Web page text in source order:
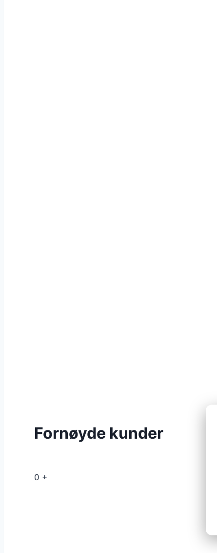
Fornøyde kunder
0 +